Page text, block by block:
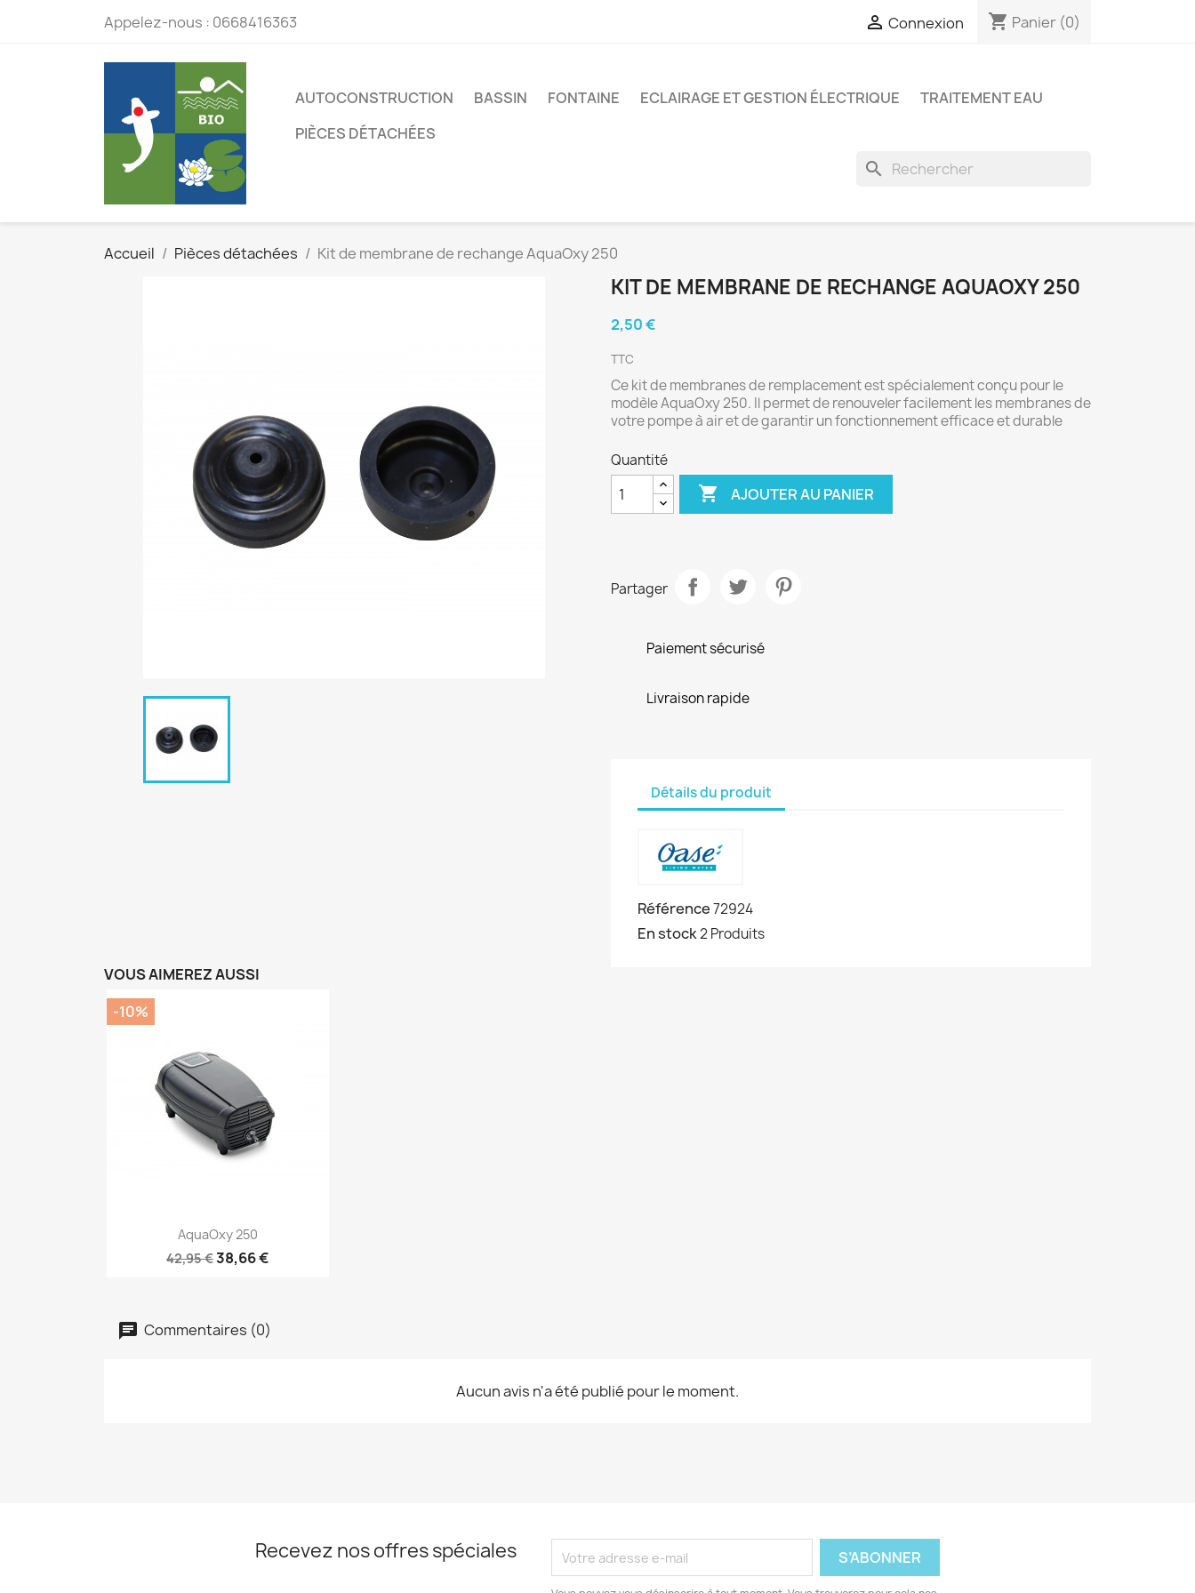
Appelez-nous : 0668416363  Connexion shopping_cart Panier (0)
AUTOCONSTRUCTION BASSIN FONTAINE ECLAIRAGE ET GESTION ÉLECTRIQUE
TRAITEMENT EAU
PIÈCES DÉTACHÉES
search
Accueil Pièces détachées Kit de membrane de rechange AquaOxy 250
KIT DE MEMBRANE DE RECHANGE AQUAOXY 250
2,50 €
TTC
Ce kit de membranes de remplacement est spécialement conçu pour le
modèle AquaOxy 250. Il permet de renouveler facilement les membranes de
votre pompe à air et de garantir un fonctionnement efficace et durable
Quantité
 AJOUTER AU PANIER
Partager
Paiement sécurisé
Livraison rapide
Détails du produit
Référence72924
En stock2 Produits
VOUS AIMEREZ AUSSI
Aperçu rapide
AquaOxy 250
42,95 €38,66 €
-10%
Commentaires (0)
Aucun avis n'a été publié pour le moment.
Recevez nos offres spéciales